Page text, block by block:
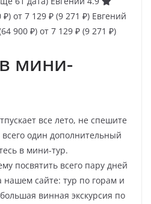
₽) от 7 129 ₽ (9 271 ₽) Евгений
900 ₽) от 7 129 ₽ (9 271 ₽)
мини-
все лето, не спешите
один дополнительный
в мини-тур.
посвятить всего пару дней
сайте: тур по горам и
винная экскурсия по